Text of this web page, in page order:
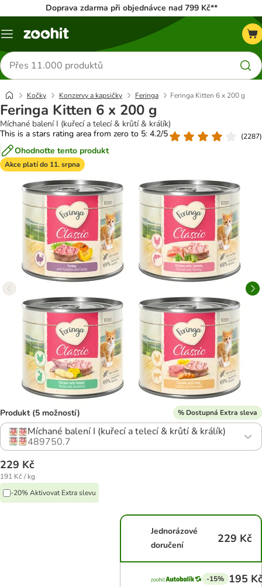
Doprava zdarma při objednávce nad 799 Kč**
Menu
Hledat
produkty
Kočky Konzervy a kapsičky Feringa Feringa Kitten 6 x 200 g
Feringa Kitten 6 x 200 g
Míchané balení I (kuřecí a telecí & krůtí & králík)
This is a stars rating area from zero to 5: 4.2/5
(2287)
Ohodnoťte tento produkt
Akce platí do 11. srpna
Produkt (5 možností) % Dostupná Extra sleva
Míchané balení I (kuřecí a telecí & krůtí & králík)
489750.7
229 Kč
191 Kč / kg
-20% Aktivovat Extra slevu
Jednorázové
doručení
229 Kč
-15% 195